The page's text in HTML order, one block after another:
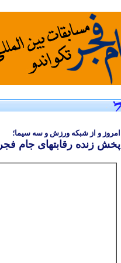
.
امروز و از شبكه ورزش و سه سیما؛
پخش زنده رقابتهای جام فجر